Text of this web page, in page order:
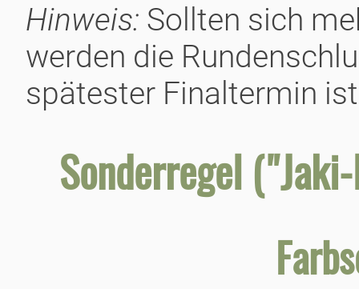
Hinweis: Sollten sich
werden die
spätester Finaltermin
Sonderregel